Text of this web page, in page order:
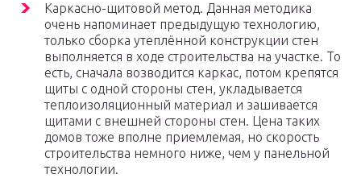
Каркасно-щитовой метод. Данная методика
очень напоминает предыдущую технологию,
только сборка утеплённой конструкции стен
выполняется в ходе строительства на участке. То
есть, сначала возводится каркас, потом крепятся
щиты с одной стороны стен, укладывается
теплоизоляционный материал и зашивается
щитами с внешней стороны стен. Цена таких
домов тоже вполне приемлемая, но скорость
строительства немного ниже, чем у панельной
технологии.